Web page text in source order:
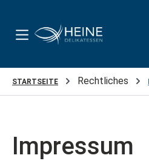
STARTSEITE Rechtliches
Impressum